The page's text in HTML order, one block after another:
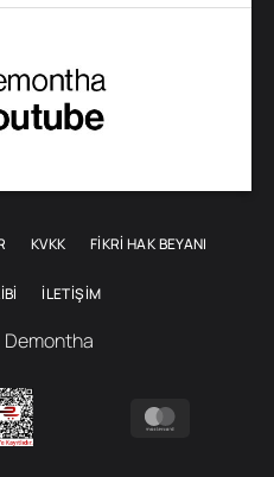
KVKK FİKRİ HAK BEYANI
İLETIŞIM